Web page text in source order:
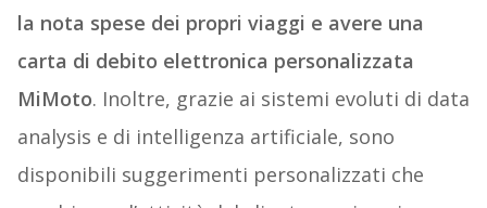
la nota spese dei propri viaggi e avere una
carta di debito elettronica personalizzata
MiMoto. Inoltre, grazie ai sistemi evoluti di data
analysis e di intelligenza artificiale, sono
disponibili suggerimenti personalizzati che